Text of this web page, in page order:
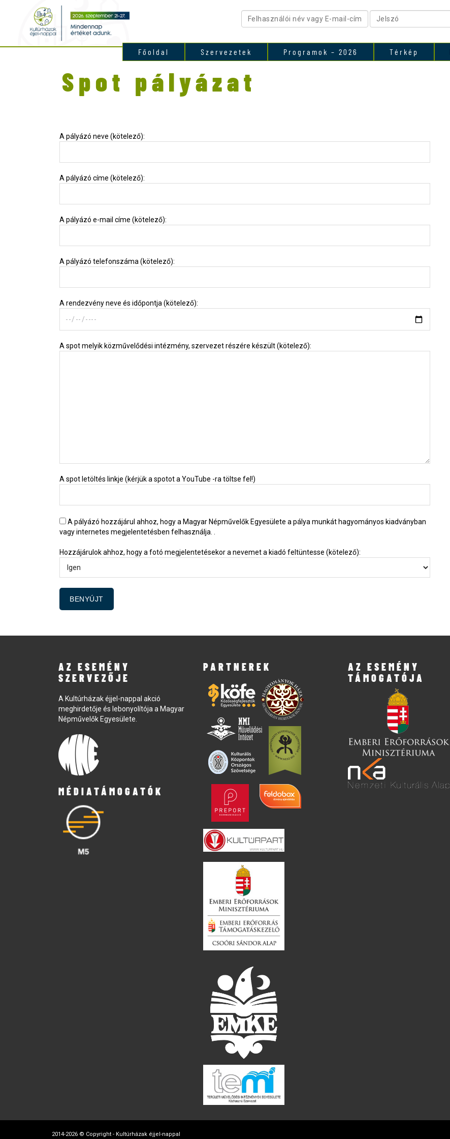
Főoldal Szervezetek Programok – 2026 Térkép
Spot pályázat
A pályázó neve (kötelező):
A pályázó címe (kötelező):
A pályázó e-mail címe (kötelező):
A pályázó telefonszáma (kötelező):
A rendezvény neve és időpontja (kötelező):
A spot melyik közművelődési intézmény, szervezet részére készült (kötelező):
A spot letöltés linkje (kérjük a spotot a YouTube -ra töltse fel!)
A pályázó hozzájárul ahhoz, hogy a Magyar Népművelők Egyesülete a pálya munkát hagyományos kiadványban
vagy internetes megjelentetésben felhasználja. .
Hozzájárulok ahhoz, hogy a fotó megjelentetésekor a nevemet a kiadó feltüntesse (kötelező):
AZ ESEMÉNY
SZERVEZŐJE
A Kultúrházak éjjel-nappal akció
meghirdetője és lebonyolítója a Magyar
Népművelők Egyesülete.
MÉDIATÁMOGATÓK
PARTNEREK
AZ ESEMÉNY
TÁMOGATÓJA
2014-2026 © Copyright - Kultúrházak éjjel-nappal